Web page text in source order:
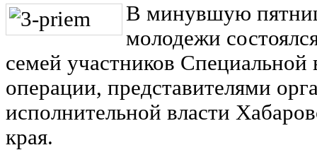
В минувшую
молодежи
семей участников Специальной
операции, представителями
исполнительной власти
края.